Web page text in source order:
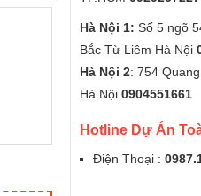
Hà Nội 1: Số 5 ngõ
Bắc Từ Liêm Hà Nội
Hà Nội 2: 754
Hà Nội 0904551661
Hotline Dự Án
Điện Thoại :